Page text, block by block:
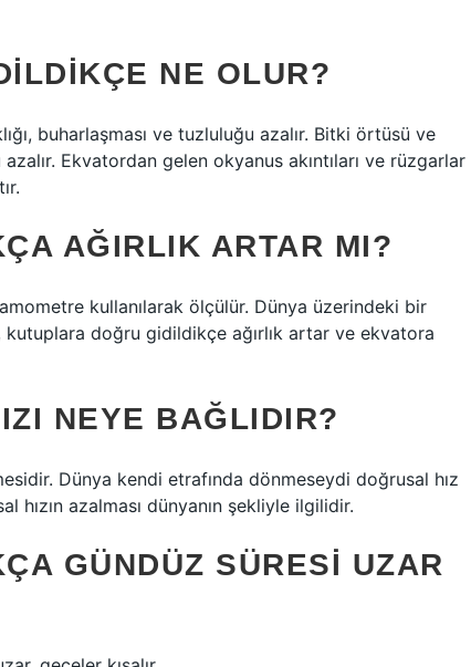
NE OLUR?
buharlaşması ve tuzluluğu azalır. Bitki örtüsü ve
Ekvatordan gelen okyanus akıntıları ve rüzgarlar
AĞIRLIK ARTAR MI?
kullanılarak ölçülür. Dünya üzerindeki bir
kutuplara doğru gidildikçe ağırlık artar ve ekvatora
NEYE BAĞLIDIR?
Dünya kendi etrafında dönmeseydi doğrusal hız
azalması dünyanın şekliyle ilgilidir.
GÜNDÜZ SÜRESI UZAR